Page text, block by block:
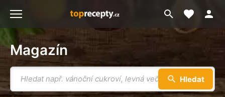
Magazín
Vyhledávání
Hledat
Přejít
Moje